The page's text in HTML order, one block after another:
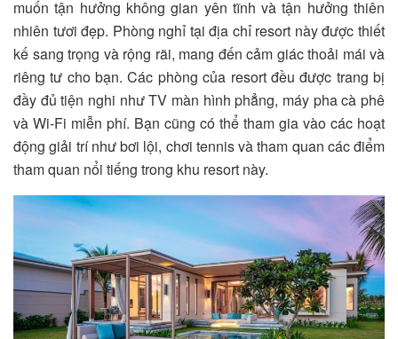
muốn tận hưởng không gian yên tĩnh và tận hưởng thiên
nhiên tươi đẹp. Phòng nghỉ tại địa chỉ resort này được thiết
kế sang trọng và rộng rãi, mang đến cảm giác thoải mái và
riêng tư cho bạn. Các phòng của resort đều được trang bị
đầy đủ tiện nghi như TV màn hình phẳng, máy pha cà phê
và Wi-Fi miễn phí. Bạn cũng có thể tham gia vào các hoạt
động giải trí như bơi lội, chơi tennis và tham quan các điểm
tham quan nổi tiếng trong khu resort này.